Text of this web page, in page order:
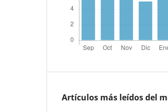
Artículos más leídos del